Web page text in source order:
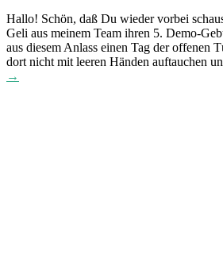
Hallo! Schön, daß Du wieder vorbei
Geli aus meinem Team ihren 5. Demo-
aus diesem Anlass einen Tag der offenen
dort nicht mit leeren Händen auftauchen
→